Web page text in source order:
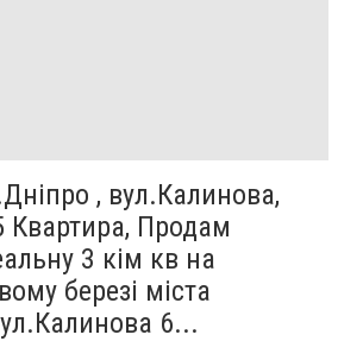
, вул.Калинова,
Квартира, Продам
3 кім кв на
березі міста
6...